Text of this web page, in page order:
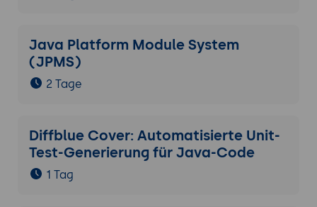
Java Platform Module System
(JPMS)
2 Tage
Diffblue Cover: Automatisierte Unit-
Test-Generierung für Java-Code
1 Tag